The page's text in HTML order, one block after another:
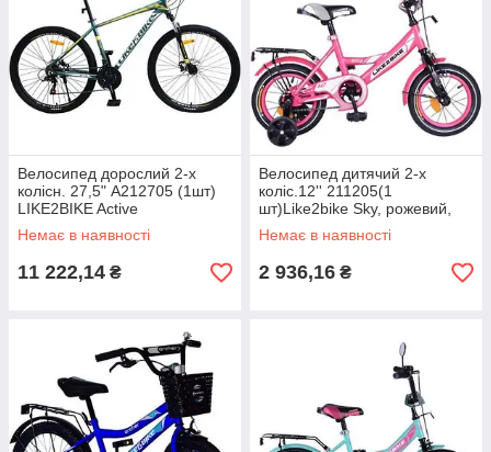
Велосипед дорослий 2-х
колісн. 27,5" A212705 (1шт)
LIKE2BIKE Active
1.0,зелений,рама
алюм.18",21-шв, Disk
Немає в наявності
11 222,14 ₴
Велосипед дитячий 2-х
коліс.12'' 211205(1
шт)Like2bike Sky, рожевий,
рама сталь, з дзвінком,
руч.гальмо,
Немає в наявності
2 936,16 ₴